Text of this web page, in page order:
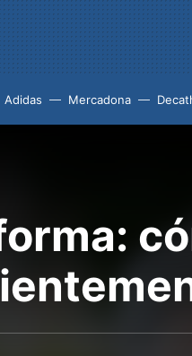
Adidas Mercadona